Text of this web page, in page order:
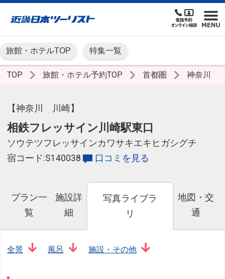
旅館・ホテルTOP 特集一覧
TOP 旅館・ホテル予約TOP 首都圏 神奈川
【神奈川 川崎】
相鉄フレッサイン川崎駅東口
ソウテツフレッサインカワサキエキヒガシグチ
宿コード:S140038
口コミを見る
プラン一
覧
施設詳
細
写真ライブラ
リ
地図・交
通
全景 風呂 施設・その他